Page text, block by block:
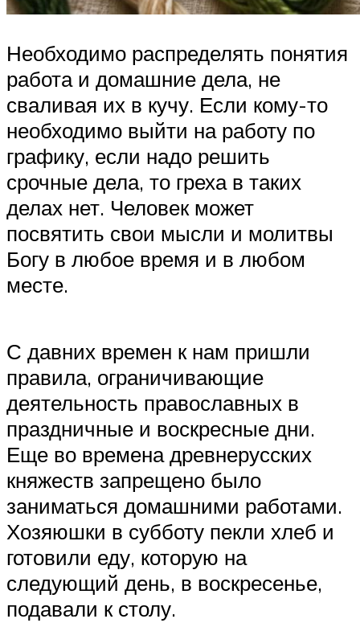
Необходимо распределять понятия
работа и домашние дела, не
сваливая их в кучу. Если кому-то
необходимо выйти на работу по
графику, если надо решить
срочные дела, то греха в таких
делах нет. Человек может
посвятить свои мысли и молитвы
Богу в любое время и в любом
месте.
С давних времен к нам пришли
правила, ограничивающие
деятельность православных в
праздничные и воскресные дни.
Еще во времена древнерусских
княжеств запрещено было
заниматься домашними работами.
Хозяюшки в субботу пекли хлеб и
готовили еду, которую на
следующий день, в воскресенье,
подавали к столу.